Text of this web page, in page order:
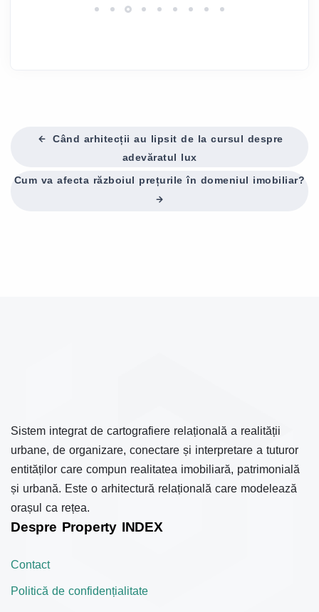
Când arhitecții au lipsit de la cursul despre
adevăratul lux
Cum va afecta războiul prețurile în domeniul imobiliar?
Sistem integrat de cartografiere relațională a realității
urbane, de organizare, conectare și interpretare a tuturor
entităților care compun realitatea imobiliară, patrimonială
și urbană. Este o arhitectură relațională care modelează
orașul ca rețea.
Despre Property INDEX
Contact
Politică de confidențialitate